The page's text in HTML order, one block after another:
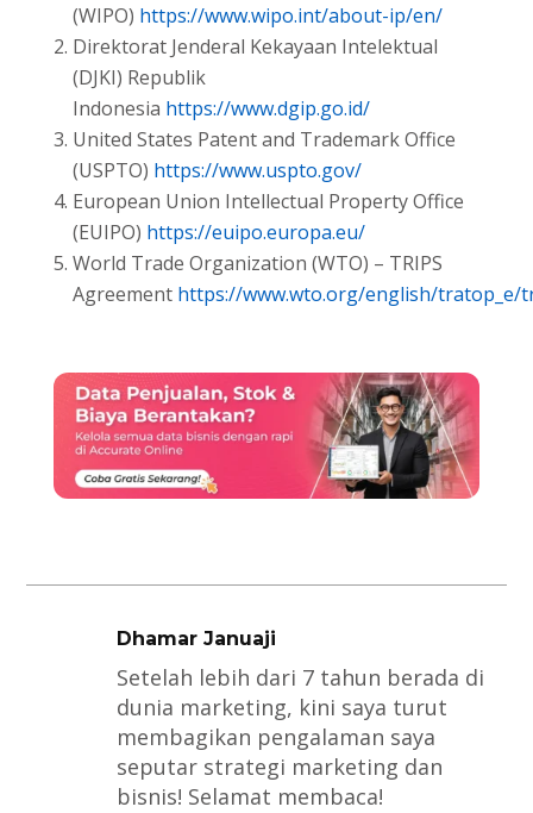
(WIPO) https://www.wipo.int/about-ip/en/
Direktorat Jenderal Kekayaan Intelektual
(DJKI) Republik
Indonesia https://www.dgip.go.id/
United States Patent and Trademark Office
(USPTO) https://www.uspto.gov/
European Union Intellectual Property Office
(EUIPO) https://euipo.europa.eu/
World Trade Organization (WTO) – TRIPS
Agreement https://www.wto.org/english/tratop_e/
Dhamar Januaji
Setelah lebih dari 7 tahun berada di
dunia marketing, kini saya turut
membagikan pengalaman saya
seputar strategi marketing dan
bisnis! Selamat membaca!